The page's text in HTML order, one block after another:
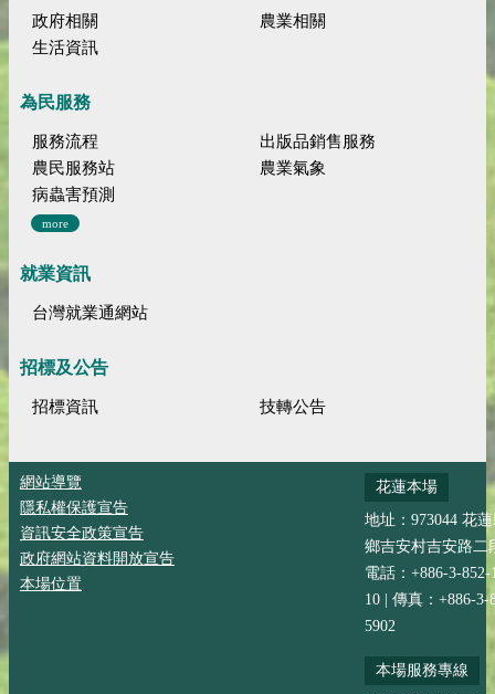
政府相關
農業相關
生活資訊
為民服務
服務流程
出版品銷售服務
農民服務站
農業氣象
病蟲害預測
more
就業資訊
台灣就業通網站
招標及公告
招標資訊 技轉公告
網站導覽
隱私權保護宣告
資訊安全政策宣告
政府網站資料開放宣告
本場位置
花蓮本場
地址：973044 花
鄉吉安村吉安路二
電話：+886-3-852-
10 | 傳真：+886-3-
5902
本場服務專線